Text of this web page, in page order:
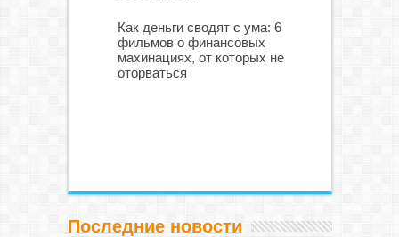
Как деньги сводят с ума: 6
фильмов о финансовых
махинациях, от которых не
оторваться
Последние новости